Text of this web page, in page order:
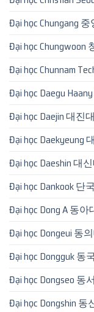
Đại học Chungang
Đại học Chungwoon
Đại học Chunnam
Đại học Daegu
Đại học Daejin 대진
Đại học Daekyeung
Đại học Daeshin 대
Đại học Dankook 단
Đại học Dong A 동
Đại học Dongeui 동
Đại học Dongguk 동
Đại học Dongseo 동
Đại học Dongshin 동